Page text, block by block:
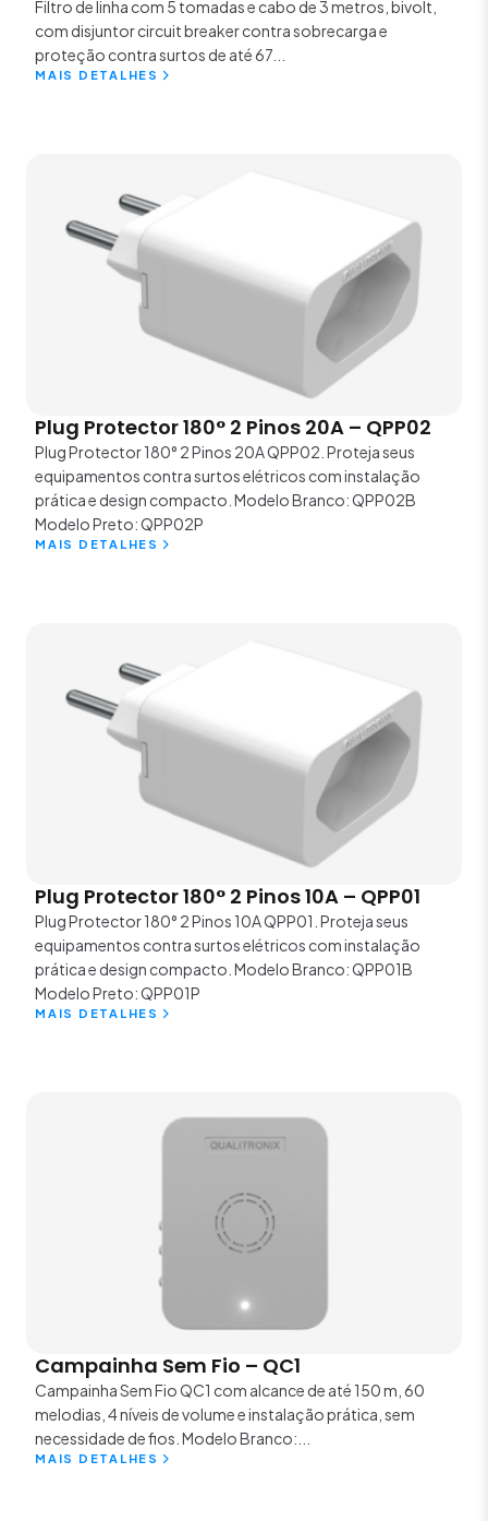
Filtro de linha com 5 tomadas e cabo de 3 metros, bivolt,
com disjuntor circuit breaker contra sobrecarga e
proteção contra surtos de até 67...
MAIS DETALHES
Plug Protector 180° 2 Pinos 20A – QPP02
Plug Protector 180° 2 Pinos 20A QPP02. Proteja seus
equipamentos contra surtos elétricos com instalação
prática e design compacto. Modelo Branco: QPP02B
Modelo Preto: QPP02P
MAIS DETALHES
Plug Protector 180° 2 Pinos 10A – QPP01
Plug Protector 180° 2 Pinos 10A QPP01. Proteja seus
equipamentos contra surtos elétricos com instalação
prática e design compacto. Modelo Branco: QPP01B
Modelo Preto: QPP01P
MAIS DETALHES
Campainha Sem Fio – QC1
Campainha Sem Fio QC1 com alcance de até 150 m, 60
melodias, 4 níveis de volume e instalação prática, sem
necessidade de fios. Modelo Branco:...
MAIS DETALHES